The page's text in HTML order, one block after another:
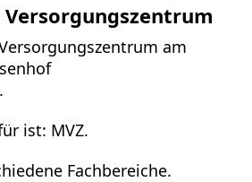
Versorgungszentrum
am
ist: MVZ.
Fachbereiche.